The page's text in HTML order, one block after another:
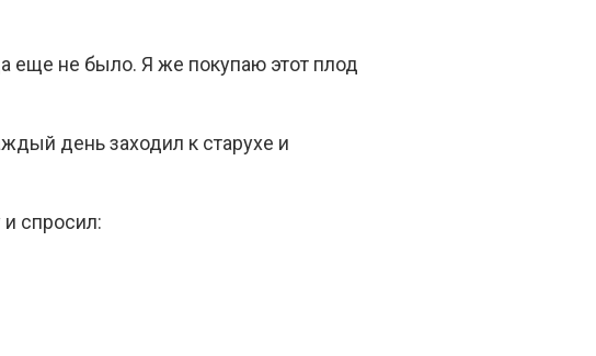
еще не было. Я же покупаю этот плод
день заходил к старухе и
спросил: